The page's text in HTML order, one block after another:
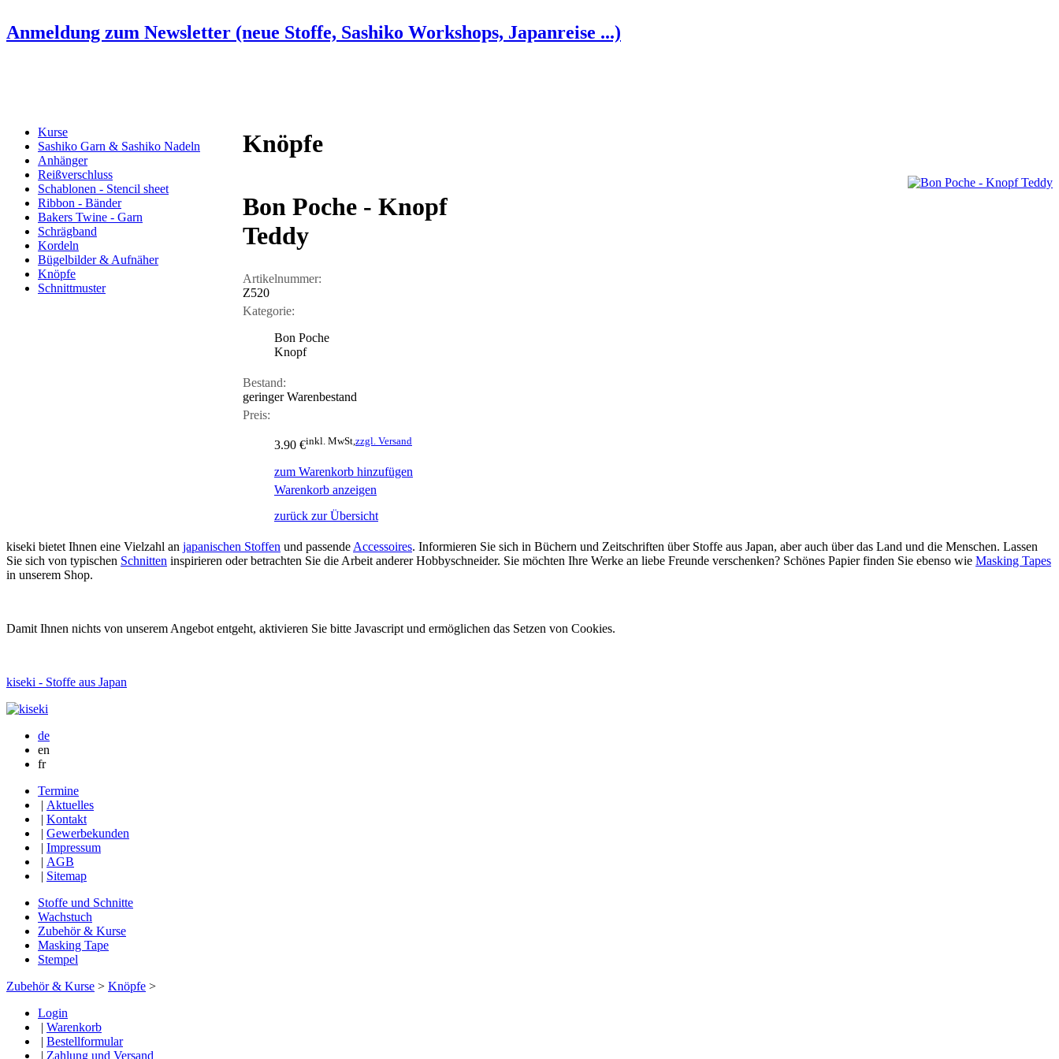
Anmeldung zum Newsletter (neue Stoffe, Sashiko Workshops, Japanreise ...)
Kurse
Sashiko Garn & Sashiko Nadeln
Anhänger
Reißverschluss
Schablonen - Stencil sheet
Ribbon - Bänder
Bakers Twine - Garn
Schrägband
Kordeln
Bügelbilder & Aufnäher
Knöpfe
Schnittmuster
Knöpfe
Bon Poche - Knopf
Teddy
Artikelnummer:
Z520
Kategorie:
Bon Poche
Knopf
Bestand:
geringer Warenbestand
Preis:
3.90 €inkl. MwSt, zzgl. Versand
zum Warenkorb hinzufügen
Warenkorb anzeigen
zurück zur Übersicht
kiseki bietet Ihnen eine Vielzahl an japanischen Stoffen und passende Accessoires. Informieren Sie sich in Büchern und Zeitschriften über Stoffe aus Japan, aber auch über das Land und die Menschen. Lassen
Sie sich von typischen Schnitten inspirieren oder betrachten Sie die Arbeit anderer Hobbyschneider. Sie möchten Ihre Werke an liebe Freunde verschenken? Schönes Papier finden Sie ebenso wie Masking Tapes
in unserem Shop.
Damit Ihnen nichts von unserem Angebot entgeht, aktivieren Sie bitte Javascript und ermöglichen das Setzen von Cookies.
kiseki - Stoffe aus Japan
de
en
fr
Termine
| Aktuelles
| Kontakt
| Gewerbekunden
| Impressum
| AGB
| Sitemap
Stoffe und Schnitte
Wachstuch
Zubehör & Kurse
Masking Tape
Stempel
Zubehör & Kurse > Knöpfe >
Login
| Warenkorb
| Bestellformular
| Zahlung und Versand